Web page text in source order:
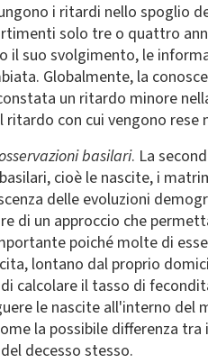
i ritardi nello spoglio
solo tre o quattro
il suo svolgimento, le
Globalmente, la
un ritardo minore
con cui vengono
basilari. La
cioè le nascite, i
delle evoluzioni
di un approccio che
poiché molte di
lontano dal proprio
calcolare il tasso di
le nascite all'interno
la possibile differenza
decesso stesso.